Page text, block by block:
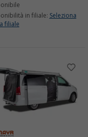
in filiale: Seleziona
filiale